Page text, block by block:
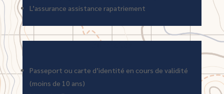
L’assurance assistance rapatriement
Passeport ou carte d’identité en cours de validité
(moins de 10 ans)